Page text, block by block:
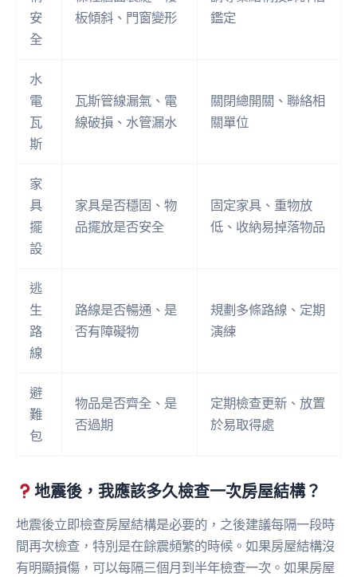
安
全
板傾斜、門窗變形
鑑定
水
電
瓦
斯
瓦斯管線漏氣、電
線破損、水管漏水
關閉總開關、聯絡相
關單位
家
具
擺
設
家具是否穩固、物
品擺放是否安全
固定家具、重物放
低、收納易掉落物品
逃
生
路
線
路線是否暢通、是
否有障礙物
規劃多條路線、定期
演練
避
難
包
物品是否齊全、是
否過期
定期檢查更新、放置
於易取得處
地震後，我應該多久檢查一次房屋結構？
地震後立即檢查房屋結構是必要的，之後建議每隔一段時
間再次檢查，特別是在餘震頻繁的時候。如果房屋結構沒
有明顯損傷，可以每隔三個月到半年檢查一次。如果房屋